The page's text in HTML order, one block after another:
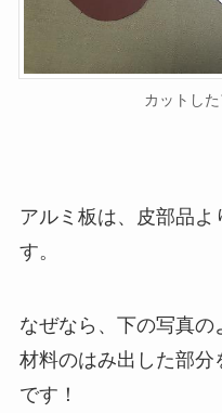
カットし
アルミ板は、皮部品よ
す。
なぜなら、下の写真
材料のはみ出した部分
です！